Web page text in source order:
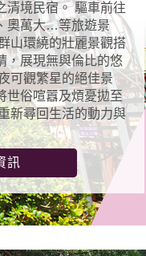
清境民宿。 驅車前往
奧萬大…等旅遊景
山環繞的壯麗景觀搭
，展現無與倫比的悠
可觀繁星的絕佳景
世俗喧囂及煩憂拋至
新尋回生活的動力與
訊